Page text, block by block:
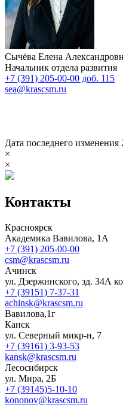
Сычёва Елена
Начальник отдела развития
+7 (391) 205-00-00 доб. 115
sea@krascsm.ru
Дата последнего изменения
×
×
Контакты
Красноярск
Академика Вавилова, 1А
+7 (391) 205-00-00
csm@krascsm.ru
Ачинск
ул. Дзержинского, зд. 34А
+7 (39151) 7-37-31
achinsk@krascsm.ru
Вавилова,1г
Канск
ул. Северный микр-н, 7
+7 (39161) 3-93-53
kansk@krascsm.ru
Лесосибирск
ул. Мира, 2Б
+7 (39145)5-10-10
kononov@krascsm.ru